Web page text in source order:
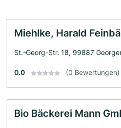
Miehlke, Harald
St.-Georg-Str. 18, 99887
0.0 (0 Bewertungen)
Bio Bäckerei Mann